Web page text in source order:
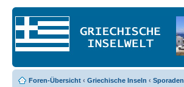
Foren-Übersicht ‹ Griechische Inseln ‹ Sporaden